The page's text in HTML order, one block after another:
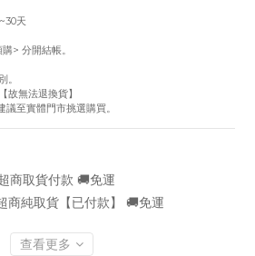
天
> 分開結帳。
。
故無法退換貨】
至實體門市挑選購買。
商取貨付款 🚚免運
純取貨【已付款】 🚚免運
查看更多